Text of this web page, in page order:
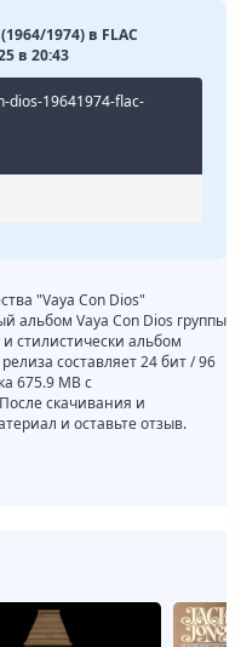
1974) в FLAC
в 20:43
dios-19641974-flac-
"Vaya Con Dios"
альбом Vaya Con Dios группы
стилистически альбом
составляет 24 бит / 96
675.9 MB с
скачивания и
и оставьте отзыв.